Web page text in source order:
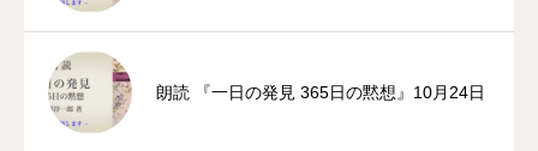
朗読 『一日の発見 365日の黙想』10月24日